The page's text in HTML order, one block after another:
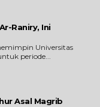
Raniry, Ini
Universitas
periode...
Asal Magrib